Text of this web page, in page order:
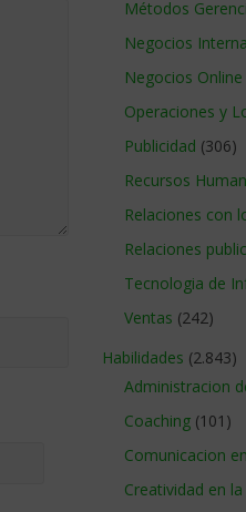
Métodos
Negocios
Negocios Online
Operaciones y
Publicidad (306)
Recursos
Relaciones con
Relaciones
Tecnologia de
Ventas (242)
Habilidades (2.843)
Administracion
Coaching (101)
Comunicacion
Creatividad en